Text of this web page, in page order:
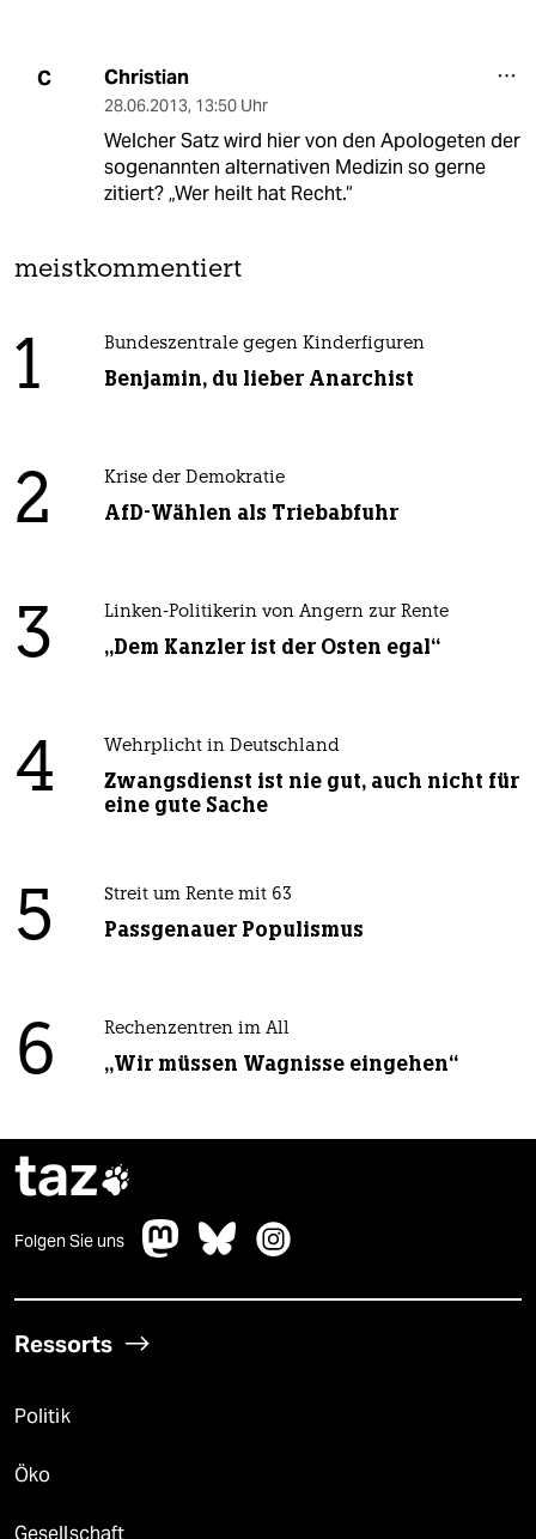
C Christian
28.06.2013, 13:50 Uhr
Welcher Satz wird hier von den Apologeten der
sogenannten alternativen Medizin so gerne
zitiert? „Wer heilt hat Recht.“
meistkommentiert
1 Bundeszentrale gegen Kinderfiguren
Benjamin, du lieber Anarchist
2 Krise der Demokratie
AfD-Wählen als Triebabfuhr
3 Linken-Politikerin von Angern zur Rente
„Dem Kanzler ist der Osten egal“
4 Wehrplicht in Deutschland
Zwangsdienst ist nie gut, auch nicht für
eine gute Sache
5 Streit um Rente mit 63
Passgenauer Populismus
6 Rechenzentren im All
„Wir müssen Wagnisse eingehen“
taz
Folgen Sie uns
Ressorts
Politik
Öko
Gesellschaft